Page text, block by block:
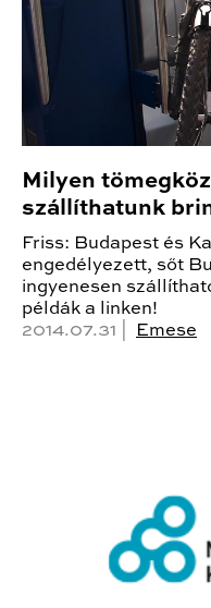
Milyen
szállíthatunk
Friss: Budapest és
engedélyezett, sőt
ingyenesen
példák a linken!
2014.07.31 |
Emese